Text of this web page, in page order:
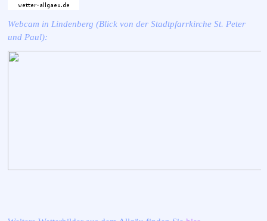
Webcam in Lindenberg (Blick von der Stadtpfarrkirche St. Peter
und Paul):